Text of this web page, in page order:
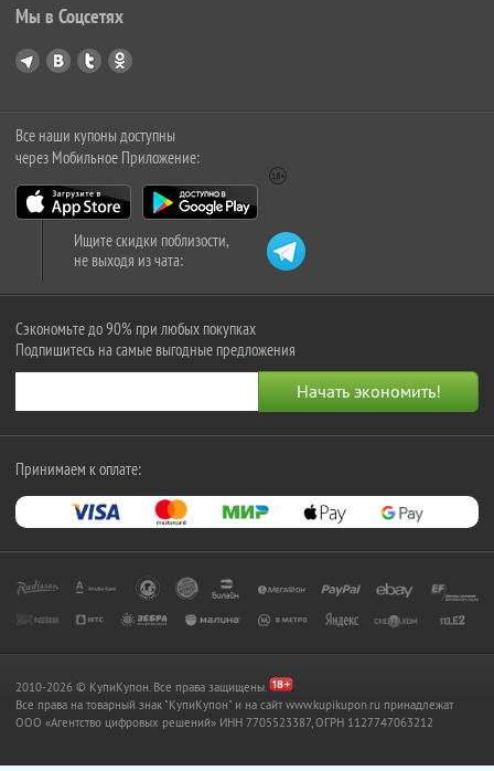
Мы в Соцсетях
Все наши купоны доступны
через Мобильное Приложение:
Ищите скидки поблизости,
не выходя из чата:
Сэкономьте до 90% при любых покупках
Подпишитесь на самые выгодные предложения
Принимаем к оплате:
2010-2026 © КупиКупон. Все права защищены.
Все права на товарный знак "КупиКупон" и на сайт www.kupikupon.ru принадлежат
OOO «Агентство цифровых решений» ИНН 7705523387, ОГРН 1127747063212